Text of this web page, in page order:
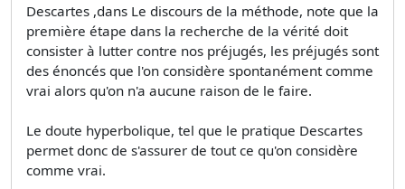
Descartes ,dans Le discours de la méthode, note que la
première étape dans la recherche de la vérité doit
consister à lutter contre nos préjugés, les préjugés sont
des énoncés que l'on considère spontanément comme
vrai alors qu'on n'a aucune raison de le faire.
Le doute hyperbolique, tel que le pratique Descartes
permet donc de s'assurer de tout ce qu'on considère
comme vrai.